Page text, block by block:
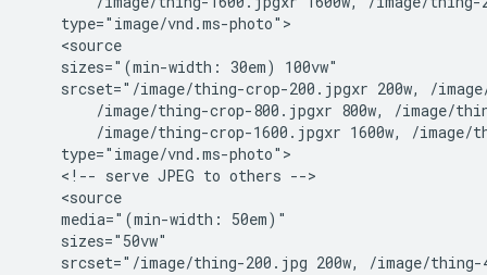
    type="image/vnd.ms-photo">
    <source
    sizes="(min-width: 30em) 100vw"
srcset="/image/thing-crop-200.jpgxr 200w, /
/image/thing-crop-800.jpgxr 800w, /image/
/image/thing-crop-1600.jpgxr 1600w, /image/
    type="image/vnd.ms-photo">
    <!-- serve JPEG to others -->
    <source
    media="(min-width: 50em)"
    sizes="50vw"
srcset="/image/thing-200.jpg 200w, /image/